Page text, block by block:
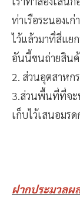
ท่าเรือระนองเ
ไว้แล้วมาที่สี่แย
อันนี้ขนถ่ายสินค้
2. ส่วนอุตสาหก
3.ส่วนพื้นที่ที่จะ
เก็บไว้เสนอมร
ฝากประมวลผ